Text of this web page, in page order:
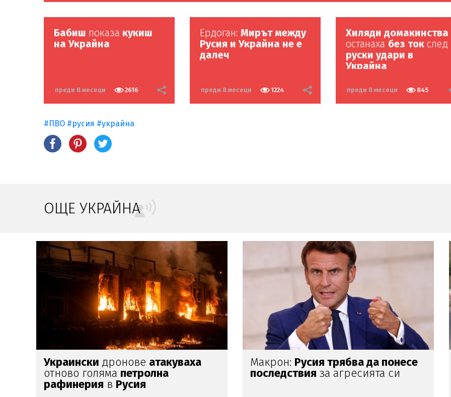
Бабиш показа кукиш
на Украйна
преди 8 месеци 2616
Ердоган: Мирът между
Русия и Украйна не е
далеч
преди 8 месеци 1224
Хиляди домакинства
останаха без ток след
руски удари в
Украйна
преди 8 месеци 845
#ПВО #русия #украйна
ОЩЕ УКРАЙНА
Макрон:Русия трябва да понесе
последствияза агресията си
Не, руските оркине атакуват
цивилни!Вижте как дрон